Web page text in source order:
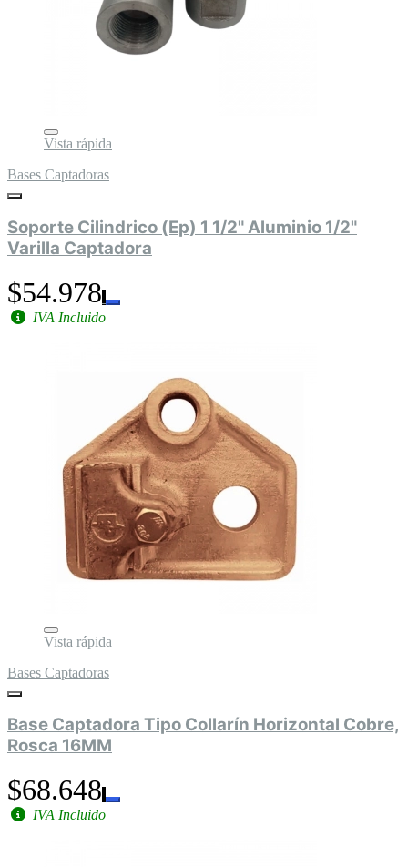
Vista rápida
Bases Captadoras
Soporte Cilindrico (Ep) 1 1/2" Aluminio 1/2"
Varilla Captadora
$54.978
IVA Incluido
Vista rápida
Bases Captadoras
Base Captadora Tipo Collarín Horizontal Cobre,
Rosca 16MM
$68.648
IVA Incluido